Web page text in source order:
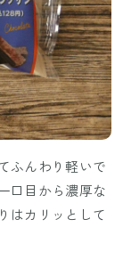
ふんわり軽いで
口目から濃厚な
はカリッとして